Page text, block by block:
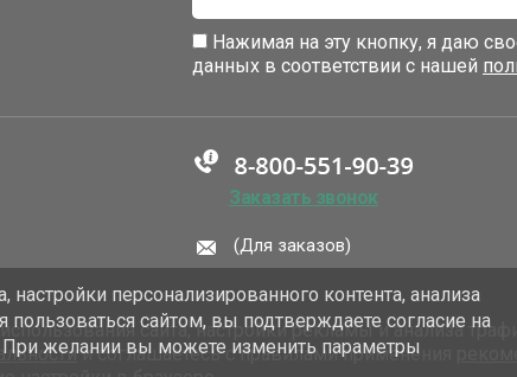
Нажимая на эту кнопку, я даю
данных в соответствии с нашей
Заказать звонок
(Для заказов)
сайта, настройки рекламы и анализа
и соглашаетесь с правилами применения
персонализированного контента, анализа
сайтом, вы подтверждаете согласие на
При желании вы можете изменить параметры